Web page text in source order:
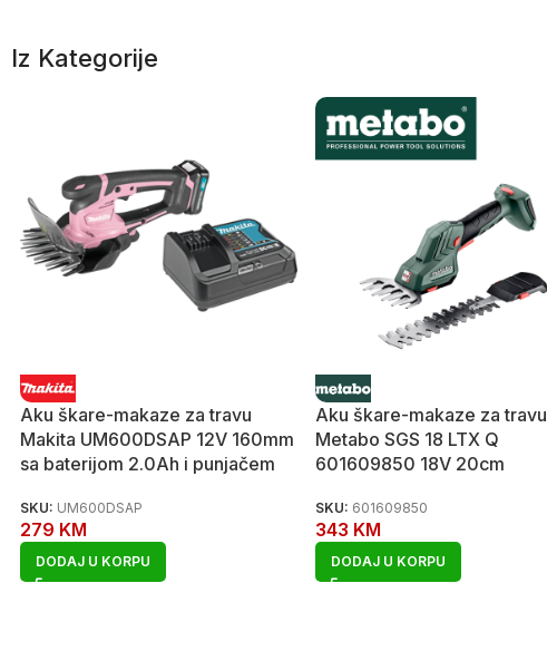
Iz Kategorije
Aku škare-makaze za travu
Makita UM600DSAP 12V 160mm
sa baterijom 2.0Ah i punjačem
SKU: UM600DSAP
279 KM
DODAJ U KORPU
Aku škare-makaze za travu
Metabo SGS 18 LTX Q
601609850 18V 20cm
SKU: 601609850
343 KM
DODAJ U KORPU